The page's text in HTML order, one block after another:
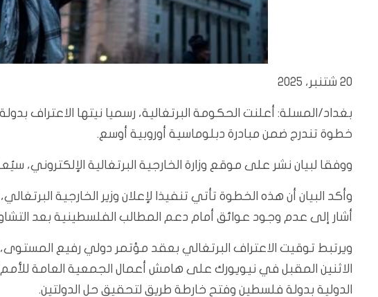
20 شتنبر، 2025
بغداد/المسلة: أعلنت الحكومة البرتغالية، رسميا نيتها الاعتراف
خطوة تندرج ضمن مبادرة دبلوماسية أوروبية أوسع.
ووفقا لبيان نشر على موقع وزارة الخارجية البرتغالية الإلكتروني، سيُعلن
وأكد البيان أن هذه الخطوة تأتي تنفيذا لإعلان وزير الخارجية
أشار إلى عدم وجود عوائق أمام دعم المطالب الفلسطينية بعد
ويرتبط توقيت الاعتراف البرتغالي بعقد مؤتمر دولي رفيع
الاثنين المقبل في نيويورك على هامش أعمال الجمعية العامة
الدولية بدولة فلسطين وفتح خارطة طريق لتحقيق حل الدولتين.